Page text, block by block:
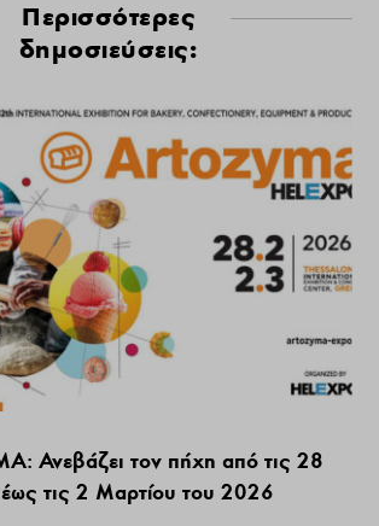
Περισσότερες
δημοσιεύσεις:
Ανεβάζει τον πήχη από τις 28
τις 2 Μαρτίου του 2026